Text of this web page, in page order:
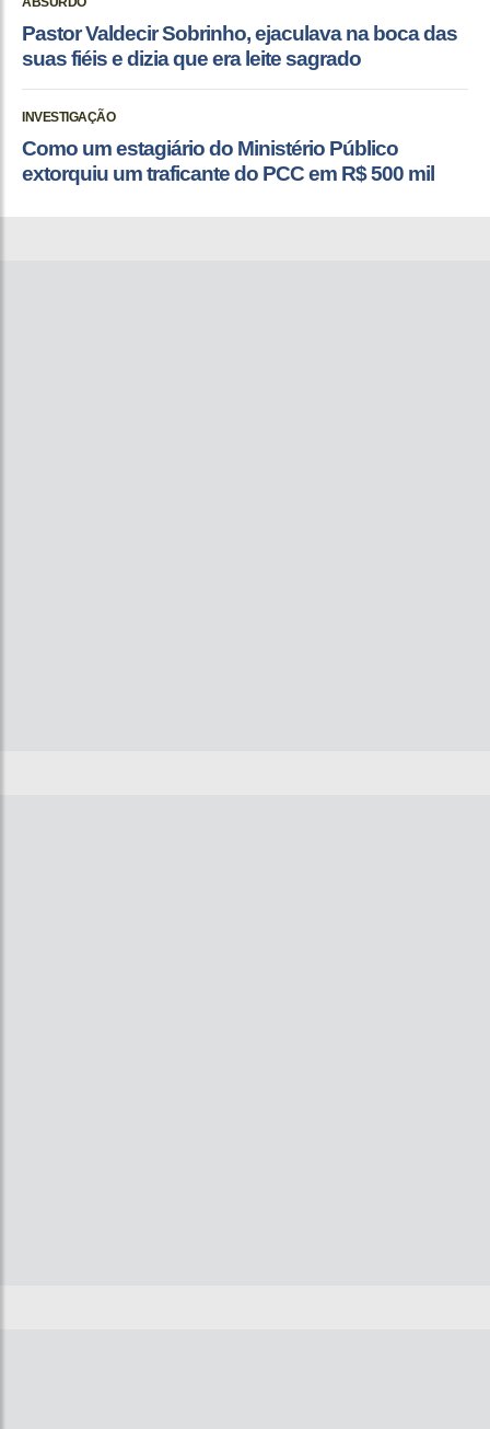
Pastor Valdecir Sobrinho, ejaculava na boca das
suas fiéis e dizia que era leite sagrado
INVESTIGAÇÃO
Como um estagiário do Ministério Público
extorquiu um traficante do PCC em R$ 500 mil